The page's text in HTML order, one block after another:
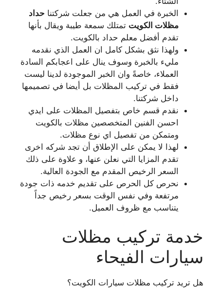
الخبرة في العمل هي من جعلت شركتنا حداد
مظلات الكويت تمتلك سمعة طيبة ويقال بأنها
تقدم أفضل معلم حداد بالكويت.
ولهذا نثق بشكل كامل ان العمل الذي نقدمه
مليء بالخبرة وسوف ينال على اعجابكم السادة
العملاء، خاصةً وان الخبر الموجودة لدينا ليست
فقط في تركيب المظلات بل أيضا في تصميمها
داخل شركتنا.
نقدم قسم خاص بتفصيل المظلات على ايدي
احسن الفنين المتخصصين مظلات بالكويت
ومتمكن من تفصيل اي نوع مظلات.
لهذا لا يمكن على الإطلاق أن تجد شركه اخرى
تقدم المزايا التي نعلن عنها، و علاوة على ذلك
السعر الرخيص المقدم مع الجودة العالية.
نحرص كل الحرص على تقديم خدمه ذات جودة
مرتفعة وفي نفس الوقت بسعر رخيص جداً
يتناسب مع ظروف العميل.
خدمة تركيب مظلات
سيارات الفيحاء
هل تريد تركيب مظلات سيارات الكويت؟